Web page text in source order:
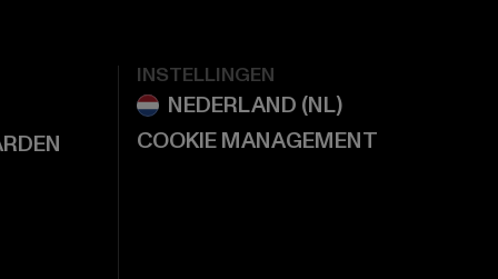
INSTELLINGEN
COOKIE MANAGEMENT